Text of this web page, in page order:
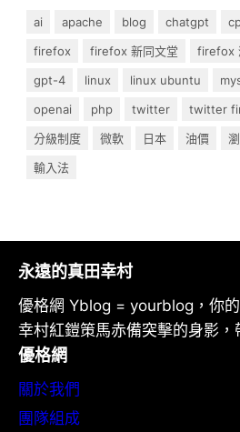
ai apache blog chatgpt
firefox
firefox 新同文堂 firefox
gpt-4
linux linux ubuntu
openai
php twitter twitter
分級制度
微軟 日本 油價
輸入法
永遠的真田幸村
優格網 Yblog = yourblog，你
幸村紅鎧策馬赤備突擊的身影，
優格網
關於我們
團隊組成